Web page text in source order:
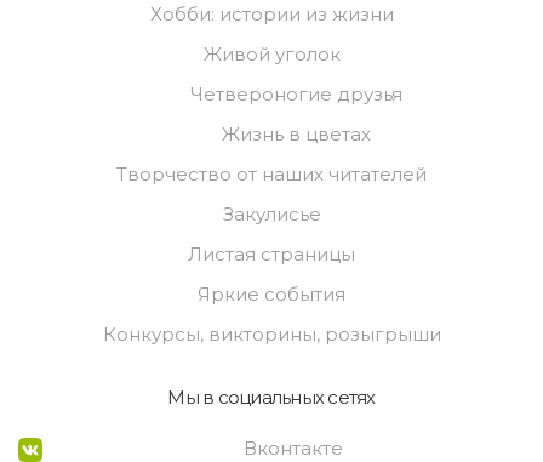
Хобби: истории из жизни
Живой уголок
Четвероногие друзья
Жизнь в цветах
Творчество от наших читателей
Закулисье
Листая страницы
Яркие события
Конкурсы, викторины, розыгрыши
Мы в социальных сетях
Вконтакте